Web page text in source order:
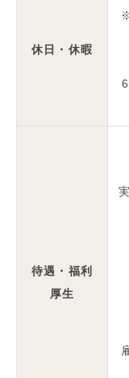
休日・休暇
待遇・福利
厚生